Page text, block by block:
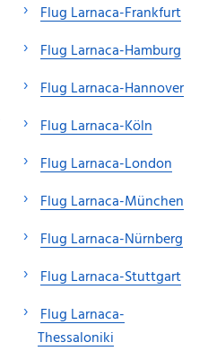
Flug Larnaca-Frankfurt
Flug Larnaca-Hamburg
Flug Larnaca-Hannover
Flug Larnaca-Köln
Flug Larnaca-London
Flug Larnaca-München
Flug Larnaca-Nürnberg
Flug Larnaca-Stuttgart
Flug Larnaca-
Thessaloniki